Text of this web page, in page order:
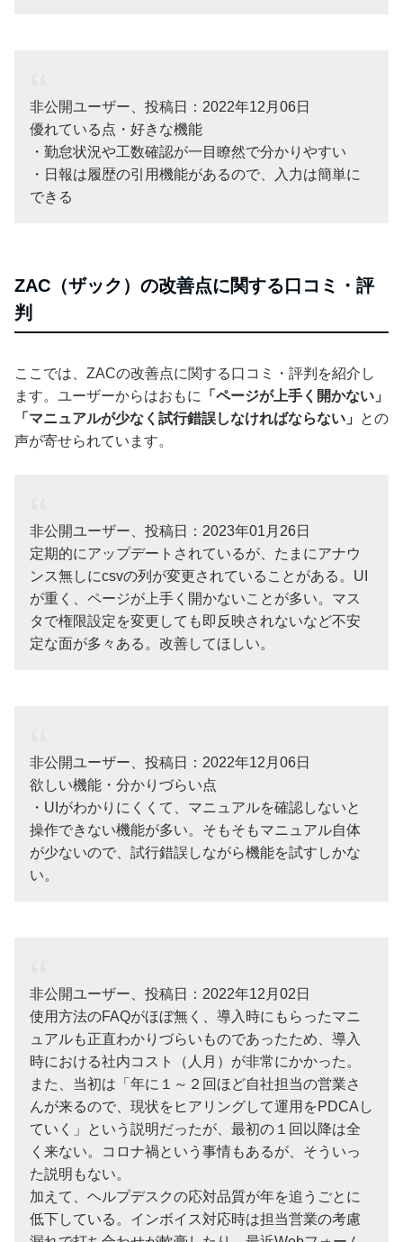
非公開ユーザー、投稿日：2022年12月06日
優れている点・好きな機能
・勤怠状況や工数確認が一目瞭然で分かりやすい
・日報は履歴の引用機能があるので、入力は簡単に
できる
ZAC（ザック）の改善点に関する口コミ・評
判
ここでは、ZACの改善点に関する口コミ・評判を紹介し
ます。ユーザーからはおもに
「ページが上手く開かない」
「マニュアルが少なく試行錯誤しなければならない」
との
声が寄せられています。
非公開ユーザー、投稿日：2023年01月26日
定期的にアップデートされているが、たまにアナウ
ンス無しにcsvの列が変更されていることがある。UI
が重く、ページが上手く開かないことが多い。マス
タで権限設定を変更しても即反映されないなど不安
定な面が多々ある。改善してほしい。
非公開ユーザー、投稿日：2022年12月06日
欲しい機能・分かりづらい点
・UIがわかりにくくて、マニュアルを確認しないと
操作できない機能が多い。そもそもマニュアル自体
が少ないので、試行錯誤しながら機能を試すしかな
い。
非公開ユーザー、投稿日：2022年12月02日
使用方法のFAQがほぼ無く、導入時にもらったマニ
ュアルも正直わかりづらいものであったため、導入
時における社内コスト（人月）が非常にかかった。
また、当初は「年に１～２回ほど自社担当の営業さ
んが来るので、現状をヒアリングして運用をPDCAし
ていく」という説明だったが、最初の１回以降は全
く来ない。コロナ禍という事情もあるが、そういっ
た説明もない。
加えて、ヘルプデスクの応対品質が年を追うごとに
低下している。インボイス対応時は担当営業の考慮